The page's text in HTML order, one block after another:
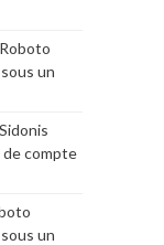
un
compte
un